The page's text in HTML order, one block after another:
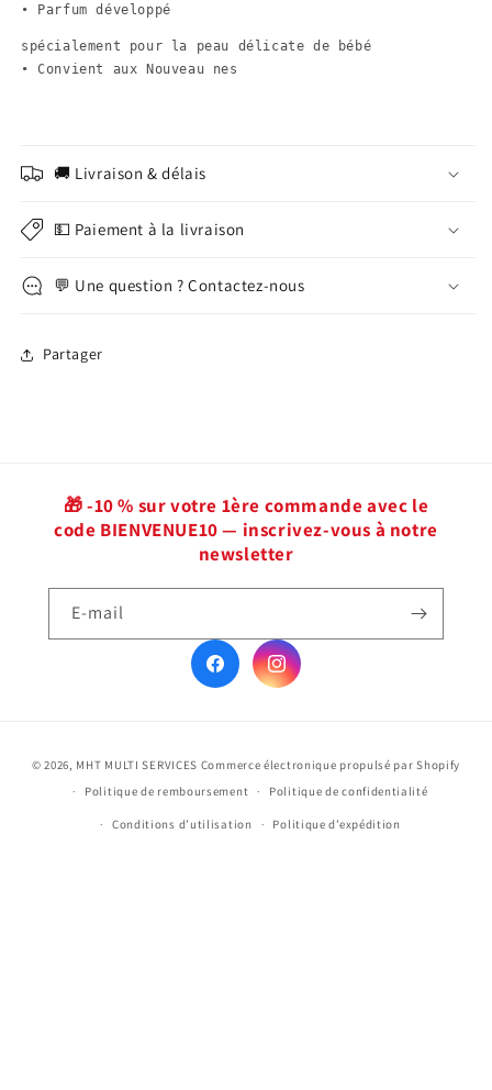
• Parfum développé
spécialement pour la peau délicate de bébé
• Convient aux Nouveau nes
🚚 Livraison & délais
💵 Paiement à la livraison
💬 Une question ? Contactez-nous
Partager
🎁 -10 % sur votre 1ère commande avec le
code BIENVENUE10 — inscrivez-vous à notre
newsletter
E-mail
FacebookInstagram
© 2026, MHT MULTI SERVICES Commerce électronique propulsé par Shopify
Politique de remboursement
Politique de confidentialité
Conditions d’utilisation Politique d’expédition